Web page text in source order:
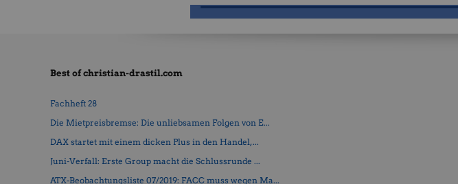
Best of christian-drastil.com
Fachheft 28
Die Mietpreisbremse: Die unliebsamen Folgen von E...
DAX startet mit einem dicken Plus in den Handel, ...
Juni-Verfall: Erste Group macht die Schlussrunde ...
ATX-Beobachtungsliste 07/2019: FACC muss wegen Ma...